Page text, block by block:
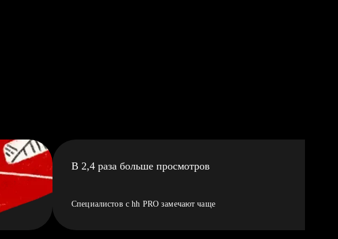
В 2,4 раза больше просмотров
Специалистов с hh PRO замечают чаще